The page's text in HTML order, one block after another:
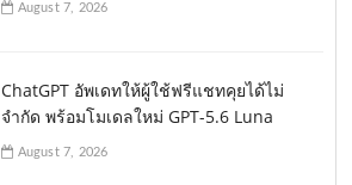
August 7, 2026
ChatGPT อัพเดทให้ผู้ใช้ฟรีแชทคุยได้ไม่
จำกัด พร้อมโมเดลใหม่ GPT-5.6 Luna
August 7, 2026